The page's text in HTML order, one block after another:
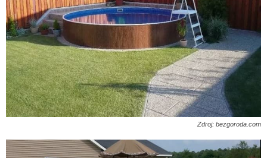
Zdroj: bezgoroda.com